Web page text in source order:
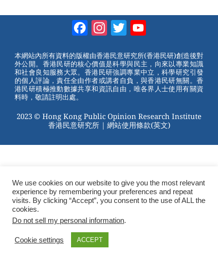
st b
o
o
k
tt
er
Facebook
Instagram
Twitter
本網站內所有資料的版權由香港民意研究所(香港民研)創造後對
外公開。香港民研的核心價值是科學與民主，向來以專業知識
和社會良知服務大眾。香港民研強調專業中立，科學研究引發
的個人評論，責任全由作者或講者自負，與香港民研無關。香
港民研積極推動數據共享和資訊自由，唯各界人士使用有關資
料時，敬請註明出處。
2023 © Hong Kong Public Opinion Research Institute
香港民意研究所 | 網站使用條款(英文)
We use cookies on our website to give you the most relevant
experience by remembering your preferences and repeat
visits. By clicking “Accept”, you consent to the use of ALL the
cookies.
Do not sell my personal information.
Cookie settings ACCEPT